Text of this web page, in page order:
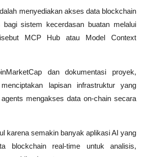
menyediakan akses data blockchain
sistem kecerdasan buatan melalui
MCP Hub atau Model Context
dan dokumentasi proyek,
lapisan infrastruktur yang
mengakses data on-chain secara
karena semakin banyak aplikasi AI yang
blockchain real-time untuk analisis,